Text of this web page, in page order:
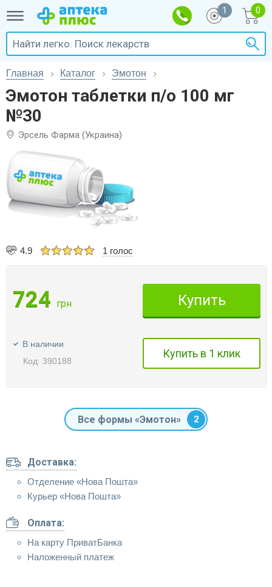
1
Главная Каталог Эмотон
Эмотон таблетки п/о 100 мг
№30
Эрсель Фарма (Украина)
4.9 1 голос
724 грн
В наличии
Код: 390188
Купить
Купить в 1 клик
Все формы «Эмотон» 2
Доставка:
Отделение «Нова Пошта»
Курьер «Нова Пошта»
Оплата:
На карту ПриватБанка
Наложенный платеж